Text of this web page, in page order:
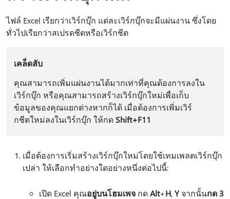
ไฟล์ Excel เรียกว่าเวิร์กบุ๊ก แต่ละเวิร์กบุ๊กจะมีแผ่นงาน ซึ่งโดย
ทั่วไปเรียกว่าสเปรดชีตหรือเวิร์กชีต
เคล็ดลับ
คุณสามารถเพิ่มแผ่นงานได้มากเท่าที่คุณต้องการลงใน
เวิร์กบุ๊ก หรือคุณสามารถสร้างเวิร์กบุ๊กใหม่เพื่อเก็บ
ข้อมูลของคุณแยกต่างหากก็ได้ เมื่อต้องการเพิ่มเวิร์
กชีตใหม่ลงในเวิร์กบุ๊ก ให้กด Shift+F11
เมื่อต้องการเริ่มสร้างเวิร์กบุ๊กใหม่โดยใช้เทมเพลตเวิร์กบุ๊ก
เปล่า ให้เลือกทําอย่างใดอย่างหนึ่งต่อไปนี้:
เปิด Excel คุณอยู่บนโฮมเพจ กดAlt+H,Yจากนั้นกด 3